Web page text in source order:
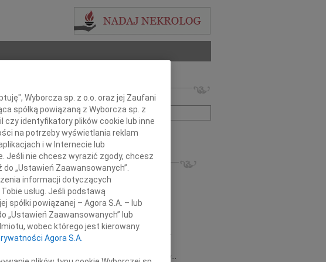
Imię i nazwisko lub numer ogłoszenia:
+ szukanie zaawansowane
INNE NEKROLOGI
06.08.2026Gdańsk
Drogi Piotrze Koleżanki i Koledzy z firmy...
05.08.2026Gdańsk
Nasze Koleżance Renacie Sęk w trudnych...
04.08.2026
Gdańsk
Panu Piotrowi Widzowi Radnemu Sejmiku...
Zofia Mazurek
Naszej Koleżance Beacie Rumińskiej wyrazy...
Wyborcza sp. z o.o. oraz jej Zaufani
spółką powiązaną z Wyborcza sp. z
czy identyfikatory plików cookie lub inne
na potrzeby wyświetlania reklam
i w Internecie lub
Jeśli nie chcesz wyrazić zgody, chcesz
„Ustawień Zaawansowanych”.
informacji dotyczących
usług. Jeśli podstawą
powiązanej – Agora S.A. – lub
„Ustawień Zaawansowanych” lub
wobec którego jest kierowany.
Agora S.A.